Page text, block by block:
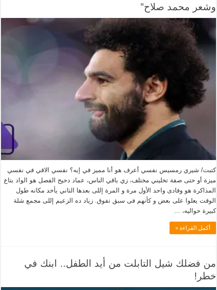
وشعر محمد صلاح”
كتبت/ شيري رمسيس نفسي أعرف هو أنا مميز في إيه؟ نفسي الاقي في نفسي
ميزة أو حتى صفة تخليني مختلف، زي باقي الناس، عماد دحيح الفصل هو الواد بتاع
المذاكرة هو وفادى واحد الأول مرة و المرة إللى بعدها التاني يأخد مكانه طول
الوقت يعلوا على بعض و كأنهم فى سبق تفوق. زياد ده الزعيم إللى مجمع شلة
كبيرة حواليه، …
أكمل القراءة »
من فضلك شيل التابلت من أيد الطفل.. ابنك في
خطر!